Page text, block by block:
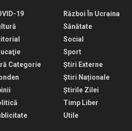
19
Categorie
Război În Ucraina
Sănătate
Social
Sport
Știri Externe
Știri Naționale
Știrile Zilei
Timp Liber
Utile